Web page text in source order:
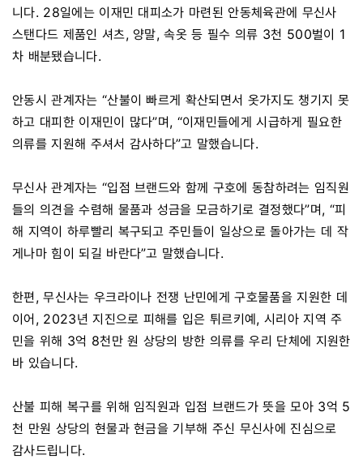
니다. 28일에는 이재민 대피소가 마련된 안동체육관에 무신사
스탠다드 제품인 셔츠, 양말, 속옷 등 필수 의류 3천 500벌이 1
차 배분됐습니다.
안동시 관계자는 “산불이 빠르게 확산되면서 옷가지도 챙기지 못
하고 대피한 이재민이 많다”며, “이재민들에게 시급하게 필요한
의류를 지원해 주셔서 감사하다”고 말했습니다.
무신사 관계자는 “입점 브랜드와 함께 구호에 동참하려는 임직원
들의 의견을 수렴해 물품과 성금을 모금하기로 결정했다”며, “피
해 지역이 하루빨리 복구되고 주민들이 일상으로 돌아가는 데 작
게나마 힘이 되길 바란다”고 말했습니다.
한편, 무신사는 우크라이나 전쟁 난민에게 구호물품을 지원한 데
이어, 2023년 지진으로 피해를 입은 튀르키예, 시리아 지역 주
민을 위해 3억 8천만 원 상당의 방한 의류를 우리 단체에 지원한
바 있습니다.
산불 피해 복구를 위해 임직원과 입점 브랜드가 뜻을 모아 3억 5
천 만원 상당의 현물과 현금을 기부해 주신 무신사에 진심으로
감사드립니다.